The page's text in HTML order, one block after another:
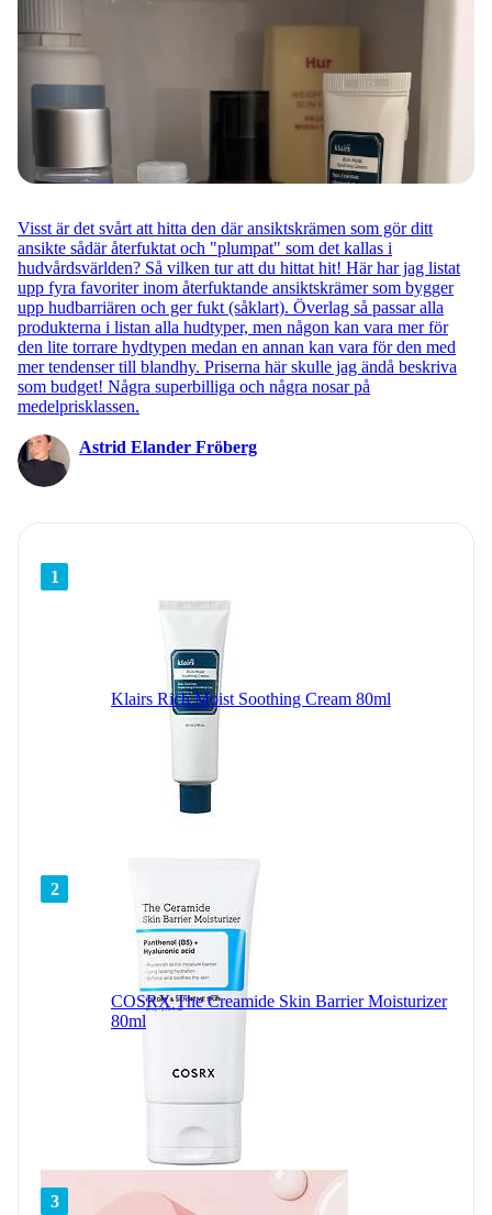
Visst är det svårt att hitta den där ansiktskrämen som gör ditt
ansikte sådär återfuktat och "plumpat" som det kallas i
hudvårdsvärlden? Så vilken tur att du hittat hit! Här har jag listat
upp fyra favoriter inom återfuktande ansiktskrämer som bygger
upp hudbarriären och ger fukt (såklart). Överlag så passar alla
produkterna i listan alla hudtyper, men någon kan vara mer för
den lite torrare hydtypen medan en annan kan vara för den med
mer tendenser till blandhy. Priserna här skulle jag ändå beskriva
som budget! Några superbilliga och några nosar på
medelprisklassen.
Astrid Elander Fröberg
1
Klairs Rich Moist Soothing Cream 80ml
2
COSRX The Creamide Skin Barrier Moisturizer
80ml
3